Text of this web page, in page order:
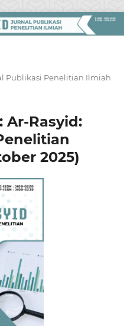
Publikasi Penelitian Ilmiah
Ar-Rasyid:
2025)